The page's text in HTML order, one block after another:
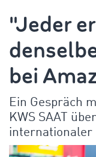
"Jeder
bei
Ein Gespräch
KWS SAAT
internationaler